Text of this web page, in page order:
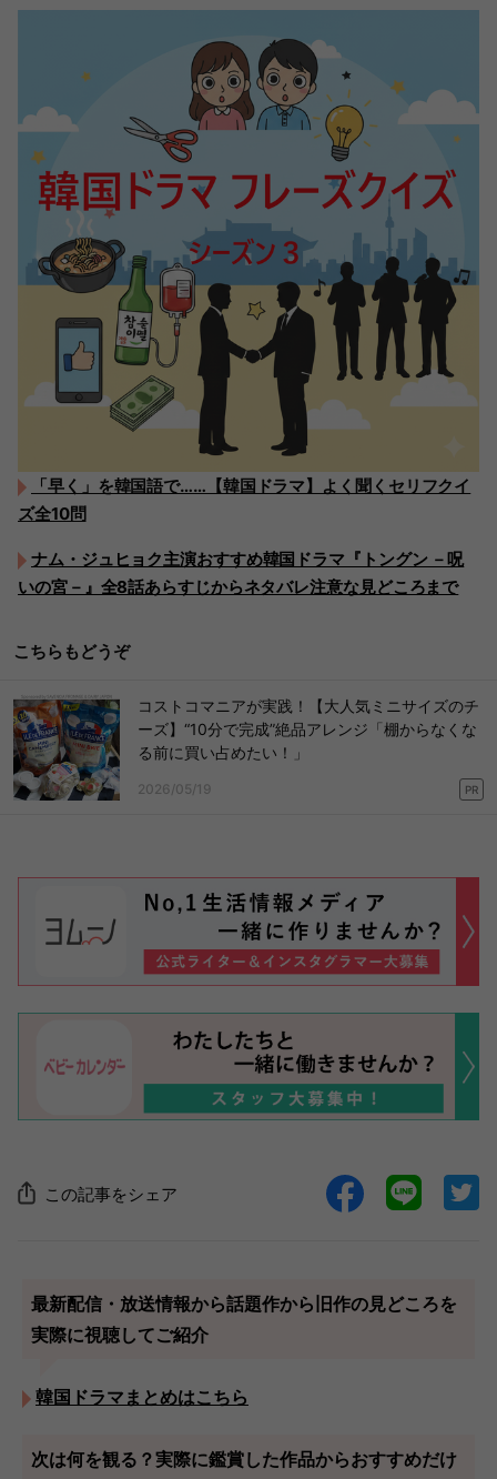
「早く」を韓国語で……【韓国ドラマ】よく聞くセリフクイ
ズ全10問
ナム・ジュヒョク主演おすすめ韓国ドラマ『トングン －呪
いの宮－』全8話あらすじからネタバレ注意な見どころまで
こちらもどうぞ
コストコマニアが実践！【大人気ミニサイズのチ
ーズ】“10分で完成”絶品アレンジ「棚からなくな
る前に買い占めたい！」
2026/05/19 PR
この記事をシェア
最新配信・放送情報から話題作から旧作の見どころを
実際に視聴してご紹介
韓国ドラマまとめはこちら
次は何を観る？実際に鑑賞した作品からおすすめだけ